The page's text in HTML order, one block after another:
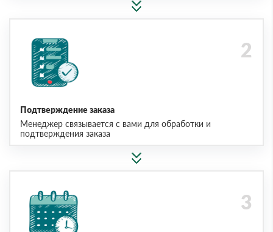
Подтверждение заказа
Менеджер связывается с вами для обработки и
подтверждения заказа